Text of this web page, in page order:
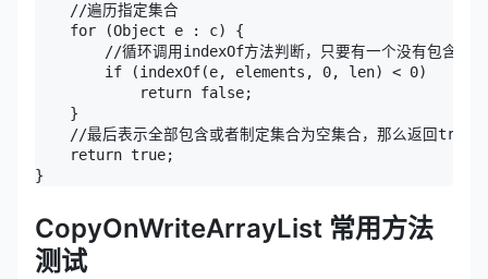
    //遍历指定集合
    for (Object e : c) {
//循环调用indexOf方法判断，只要有一个没有包含就
        if (indexOf(e, elements, 0, len) < 0)
            return false;
    }
    //最后表示全部包含或者制定集合为空集合，那么返回true
    return true;
}
CopyOnWriteArrayList 常用方法
测试